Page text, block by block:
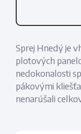
Sprej Hnedý je
plotových
nedokonalosti
pákovými
nenarúšali